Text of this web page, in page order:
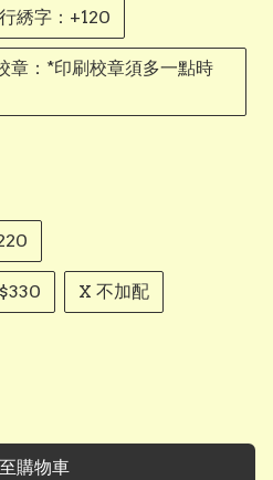
綉字：+120
章：*印刷校章須多一點時
X 不加配
購物車